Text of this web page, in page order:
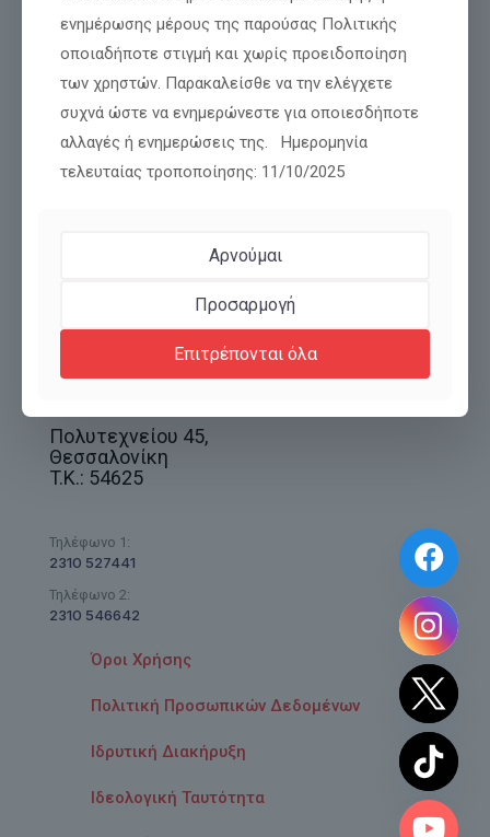
με ελευθερία, δημιουργία και αληθινή προκοπή. Όμως,[…]
Διαβάστε περισσότερα
Πολυτεχνείου 45,
Θεσσαλονίκη
T.K.: 54625
2310 527441
Τηλέφωνο 1:
2310 546642
Τηλέφωνο 2:
Όροι Χρήσης
Πολιτική Προσωπικών Δεδομένων
Ιδρυτική Διακήρυξη
Ιδεολογική Ταυτότητα
ενημέρωσης μέρους της παρούσας Πολιτικής
οποιαδήποτε στιγμή και χωρίς προειδοποίηση
των χρηστών. Παρακαλείσθε να την ελέγχετε
συχνά ώστε να ενημερώνεστε για οποιεσδήποτε
αλλαγές ή ενημερώσεις της. Ημερομηνία
τελευταίας τροποποίησης: 11/10/2025
Αρνούμαι
Προσαρμογή
Επιτρέπονται όλα